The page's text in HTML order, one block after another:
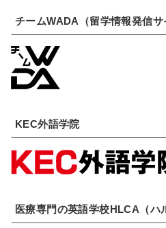
チームWADA（留学情報発信サ
KEC外語学院
医療専門の英語学校HLCA（ハ